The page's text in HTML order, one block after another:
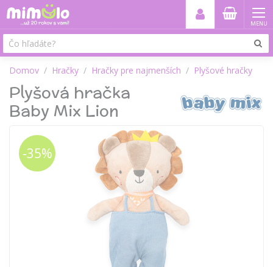
MENU
Domov Hračky Hračky pre najmenších Plyšové hračky
Plyšová hračka
Baby Mix Lion
-35%